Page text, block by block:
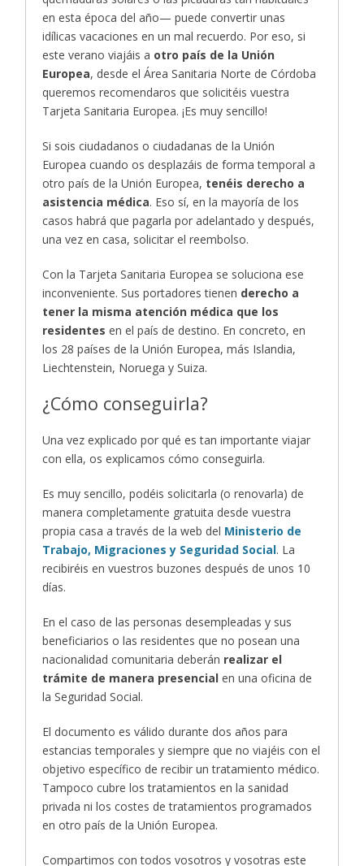
en esta época del año— puede convertir unas
idílicas vacaciones en un mal recuerdo. Por eso, si
este verano viajáis a otro país de la Unión
Europea, desde el Área Sanitaria Norte de Córdoba
queremos recomendaros que solicitéis vuestra
Tarjeta Sanitaria Europea. ¡Es muy sencillo!
Si sois ciudadanos o ciudadanas de la Unión
Europea cuando os desplazáis de forma temporal a
otro país de la Unión Europea, tenéis derecho a
asistencia médica. Eso sí, en la mayoría de los
casos habrá que pagarla por adelantado y después,
una vez en casa, solicitar el reembolso.
Con la Tarjeta Sanitaria Europea se soluciona ese
inconveniente. Sus portadores tienen derecho a
tener la misma atención médica que los
residentes en el país de destino. En concreto, en
los 28 países de la Unión Europea, más Islandia,
Liechtenstein, Noruega y Suiza.
¿Cómo conseguirla?
Una vez explicado por qué es tan importante viajar
con ella, os explicamos cómo conseguirla.
Es muy sencillo, podéis solicitarla (o renovarla) de
manera completamente gratuita desde vuestra
propia casa a través de la web del Ministerio de
Trabajo, Migraciones y Seguridad Social. La
recibiréis en vuestros buzones después de unos 10
días.
En el caso de las personas desempleadas y sus
beneficiarios o las residentes que no posean una
nacionalidad comunitaria deberán realizar el
trámite de manera presencial en una oficina de
la Seguridad Social.
El documento es válido durante dos años para
estancias temporales y siempre que no viajéis con el
objetivo específico de recibir un tratamiento médico.
Tampoco cubre los tratamientos en la sanidad
privada ni los costes de tratamientos programados
en otro país de la Unión Europea.
Compartimos con todos vosotros y vosotras este